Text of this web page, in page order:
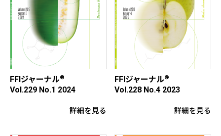
FFIジャーナル®
Vol.229 No.1 2024
詳細を見る
FFIジャーナル®
Vol.228 No.4 2023
詳細を見る